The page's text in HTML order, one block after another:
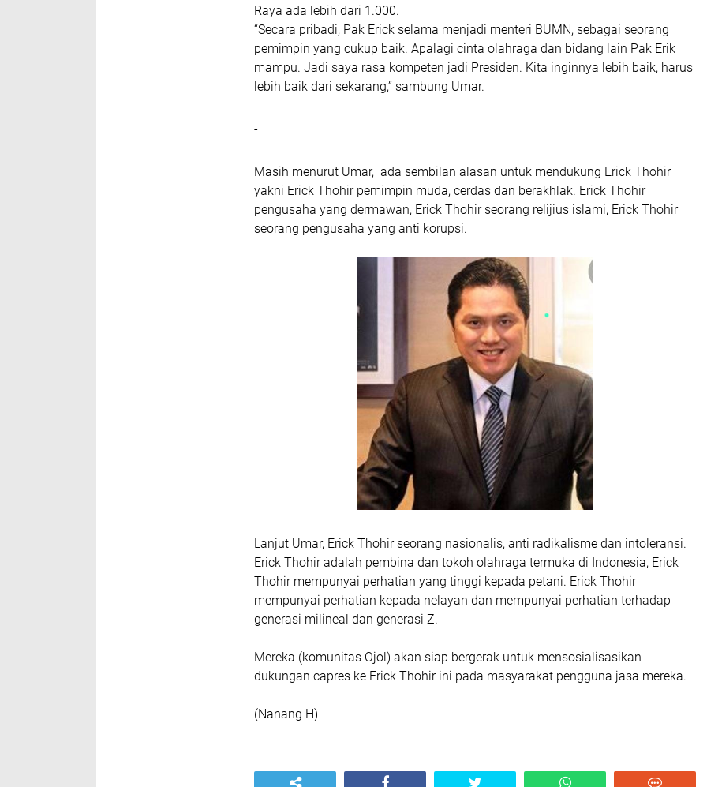
Raya ada lebih dari 1.000.
“Secara pribadi, Pak Erick selama menjadi menteri BUMN, sebagai seorang
pemimpin yang cukup baik. Apalagi cinta olahraga dan bidang lain Pak Erik
mampu. Jadi saya rasa kompeten jadi Presiden. Kita inginnya lebih baik, harus
lebih baik dari sekarang,” sambung Umar.
-
Masih menurut Umar, ada sembilan alasan untuk mendukung Erick Thohir
yakni Erick Thohir pemimpin muda, cerdas dan berakhlak. Erick Thohir
pengusaha yang dermawan, Erick Thohir seorang relijius islami, Erick Thohir
seorang pengusaha yang anti korupsi.
Lanjut Umar, Erick Thohir seorang nasionalis, anti radikalisme dan intoleransi.
Erick Thohir adalah pembina dan tokoh olahraga termuka di Indonesia, Erick
Thohir mempunyai perhatian yang tinggi kepada petani. Erick Thohir
mempunyai perhatian kepada nelayan dan mempunyai perhatian terhadap
generasi milineal dan generasi Z.
Mereka (komunitas Ojol) akan siap bergerak untuk mensosialisasikan
dukungan capres ke Erick Thohir ini pada masyarakat pengguna jasa mereka.
(Nanang H)